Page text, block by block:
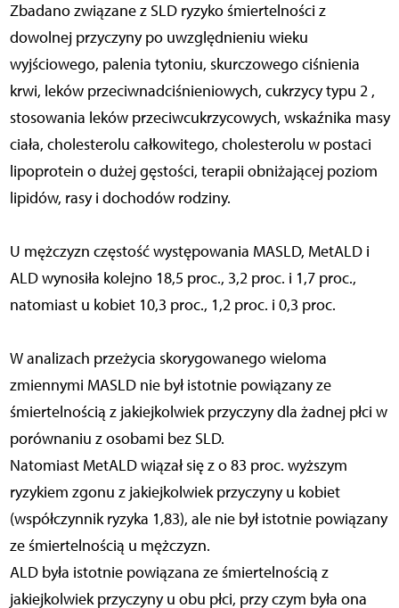
Zbadano związane z SLD ryzyko śmiertelności z
dowolnej przyczyny po uwzględnieniu wieku
wyjściowego, palenia tytoniu, skurczowego ciśnienia
krwi, leków przeciwnadciśnieniowych, cukrzycy typu 2 ,
stosowania leków przeciwcukrzycowych, wskaźnika masy
ciała, cholesterolu całkowitego, cholesterolu w postaci
lipoprotein o dużej gęstości, terapii obniżającej poziom
lipidów, rasy i dochodów rodziny.
U mężczyzn częstość występowania MASLD, MetALD i
ALD wynosiła kolejno 18,5 proc., 3,2 proc. i 1,7 proc.,
natomiast u kobiet 10,3 proc., 1,2 proc. i 0,3 proc.
W analizach przeżycia skorygowanego wieloma
zmiennymi MASLD nie był istotnie powiązany ze
śmiertelnością z jakiejkolwiek przyczyny dla żadnej płci w
porównaniu z osobami bez SLD.
Natomiast MetALD wiązał się z o 83 proc. wyższym
ryzykiem zgonu z jakiejkolwiek przyczyny u kobiet
(współczynnik ryzyka 1,83), ale nie był istotnie powiązany
ze śmiertelnością u mężczyzn.
ALD była istotnie powiązana ze śmiertelnością z
jakiejkolwiek przyczyny u obu płci, przy czym była ona